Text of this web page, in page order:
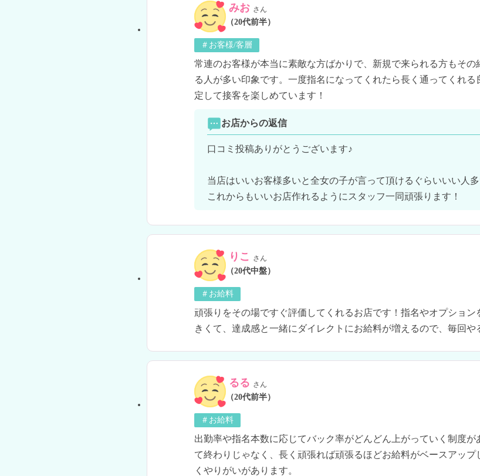
みお さん
（20代前半）
＃お客様/客層
常連のお客様が本当に素敵な方ばかりで、新規で来られる方もそ
る人が多い印象です。一度指名になってくれたら長く通ってくれ
定して接客を楽しめています！
お店からの返信
口コミ投稿ありがとうございます♪
当店はいいお客様多いと全女の子が言って頂けるぐらいいい人
これからもいいお店作れるようにスタッフ一同頑張ります！
りこ さん
（20代中盤）
＃お給料
頑張りをその場ですぐ評価してくれるお店です！指名やオプション
きくて、達成感と一緒にダイレクトにお給料が増えるので、毎回や
るる さん
（20代前半）
＃お給料
出勤率や指名本数に応じてバック率がどんどん上がっていく制度が
て終わりじゃなく、長く頑張れば頑張るほどお給料がベースアッ
くやりがいがあります。